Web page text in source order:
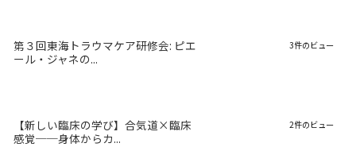
第３回東海トラウマケア研修会: ピエ
ール・ジャネの...
3件のビュー
【新しい臨床の学び】合気道×臨床
感覚──身体からカ...
2件のビュー